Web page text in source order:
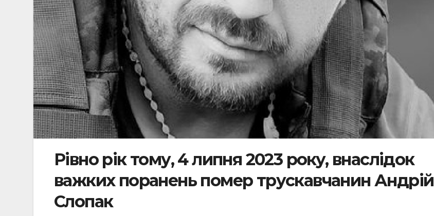
Рівно рік тому, 4 липня 2023 року, внаслідок
важких поранень помер трускавчанин Андрій
Слопак